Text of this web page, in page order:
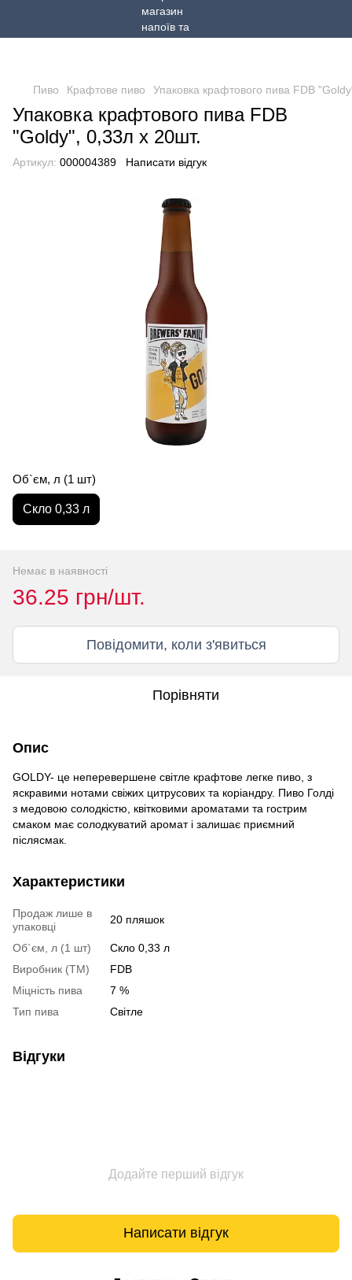
Пиво Крафтове пиво Упаковка крафтового пива FDB
Упаковка крафтового пива FDB
"Goldy", 0,33л х 20шт.
Артикул: 000004389 Написати відгук
Об`єм, л (1 шт)
Скло 0,33 л
Немає в наявності
36.25 грн/шт.
Повідомити, коли з'явиться
Порівняти
Опис
GOLDY- це неперевершене світле крафтове легке пиво, з
яскравими нотами свіжих цитрусових та коріандру. Пиво Голді
з медовою солодкістю, квітковими ароматами та гострим
смаком має солодкуватий аромат і залишає приємний
післясмак.
Характеристики
Продаж лише в
упаковці
20 пляшок
Об`єм, л (1 шт)
Скло 0,33 л
Виробник (ТМ)
FDB
Міцність пива
7 %
Тип пива
Світле
Відгуки
Додайте перший відгук
Написати відгук